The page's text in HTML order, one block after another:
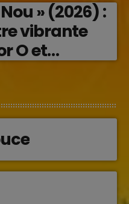
» (2026) :
vibrante
O et